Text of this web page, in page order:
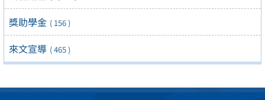
獎助學金 ( 156 )
來文宣導 ( 465 )